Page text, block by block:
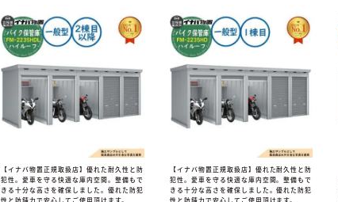
【イナバ物置正規取扱店】優れた耐久性と防
犯性。愛車を守る快適な庫内空間。整備もで
きる十分な高さを確保しました。優れた防犯
【イナバ物置正規取扱店】優れた耐久性と防
犯性。愛車を守る快適な庫内空間。整備もで
きる十分な高さを確保しました。優れた防犯